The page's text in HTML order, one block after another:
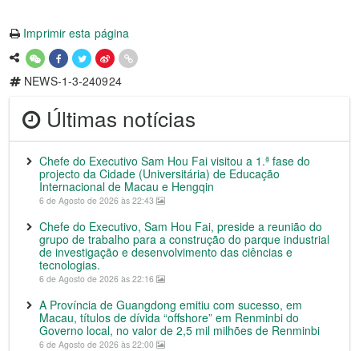
Imprimir esta página
NEWS-1-3-240924
Últimas notícias
Chefe do Executivo Sam Hou Fai visitou a 1.ª fase do
projecto da Cidade (Universitária) de Educação
Internacional de Macau e Hengqin
6 de Agosto de 2026 às 22:43
Chefe do Executivo, Sam Hou Fai, preside a reunião do
grupo de trabalho para a construção do parque industrial
de investigação e desenvolvimento das ciências e
tecnologias.
6 de Agosto de 2026 às 22:16
A Província de Guangdong emitiu com sucesso, em
Macau, títulos de dívida “offshore” em Renminbi do
Governo local, no valor de 2,5 mil milhões de Renminbi
6 de Agosto de 2026 às 22:00